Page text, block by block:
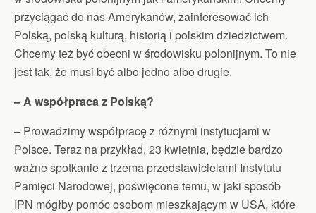
przyciągać do nas Amerykanów, zainteresować ich
Polską, polską kulturą, historią i polskim dziedzictwem.
Chcemy też być obecni w środowisku polonijnym. To nie
jest tak, że musi być albo jedno albo drugie.
– A współpraca z Polską?
– Prowadzimy współpracę z różnymi instytucjami w
Polsce. Teraz na przykład, 23 kwietnia, będzie bardzo
ważne spotkanie z trzema przedstawicielami Instytutu
Pamięci Narodowej, poświęcone temu, w jaki sposób
IPN mógłby pomóc osobom mieszkającym w USA, które